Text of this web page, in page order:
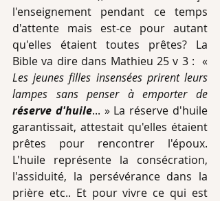
l'enseignement pendant ce temps
d'attente mais est-ce pour autant
qu'elles étaient toutes prêtes? La
Les jeunes filles insensées prirent leurs
réserve d'huile... » La réserve d'huile
garantissait, attestait qu'elles étaient
prêtes pour rencontrer l'époux.
L'huile représente la consécration,
l'assiduité, la persévérance dans la
prière etc.. Et pour vivre ce qui est